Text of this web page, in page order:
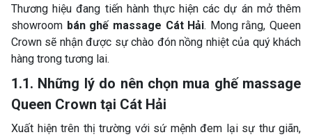
Thương hiệu đang tiến hành thực hiện các dự án mở thêm
showroom bán ghế massage Cát Hải. Mong rằng, Queen
Crown sẽ nhận được sự chào đón nồng nhiệt của quý khách
hàng trong tương lai.
1.1. Những lý do nên chọn mua ghế massage
Queen Crown tại Cát Hải
Xuất hiện trên thị trường với sứ mệnh đem lại sự thư giãn,